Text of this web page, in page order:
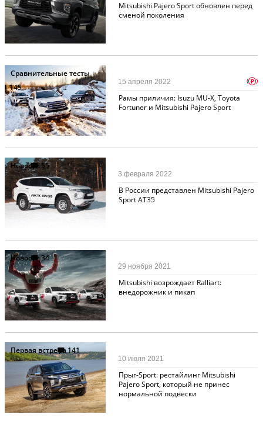
Mitsubishi Pajero Sport обновлен перед
сменой поколения
Сравнительные тесты
145
Рамы приличия: Isuzu MU-X, Toyota
Fortuner и Mitsubishi Pajero Sport
15 апреля 2022 p
Новости55
В России представлен Mitsubishi Pajero
Sport AT35
3 февраля 2022
Новости34
Mitsubishi возрождает Ralliart:
внедорожник и пикап
29 ноября 2021
Первая встреча141
Прыг-Sport: рестайлинг Mitsubishi
Pajero Sport, который не принес
нормальной подвески
10 июля 2021